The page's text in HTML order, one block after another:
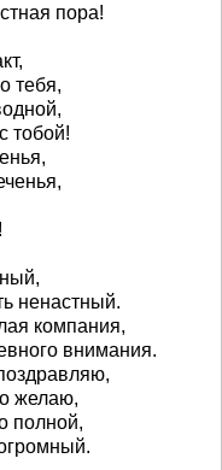
пора!
тебя,
тобой!
ненастный.
компания,
внимания.
желаю,
полной,